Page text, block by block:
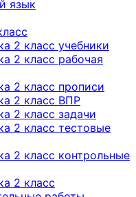
язык
2 класс учебники
2 класс рабочая
2 класс прописи
2 класс ВПР
2 класс задачи
2 класс тестовые
2 класс контрольные
2 класс